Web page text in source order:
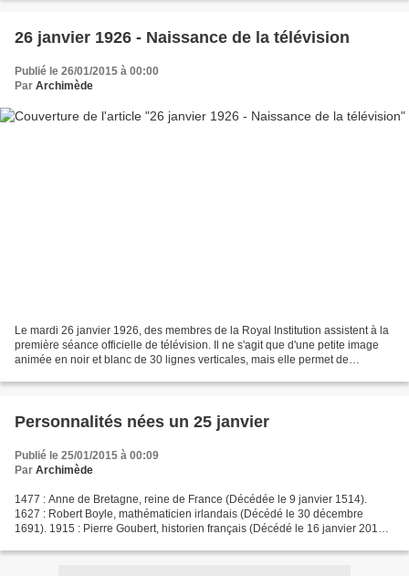
26 janvier 1926 - Naissance de la télévision
Publié le 26/01/2015 à 00:00
Par Archimède
Le mardi 26 janvier 1926, des membres de la Royal Institution assistent à la
première séance officielle de télévision. Il ne s'agit que d'une petite image
animée en noir et blanc de 30 lignes verticales, mais elle permet de
Personnalités nées un 25 janvier
Publié le 25/01/2015 à 00:09
Par Archimède
1477 : Anne de Bretagne, reine de France (Décédée le 9 janvier 1514).
1627 : Robert Boyle, mathématicien irlandais (Décédé le 30 décembre
1691). 1915 : Pierre Goubert, historien français (Décédé le 16 janvier 2012).